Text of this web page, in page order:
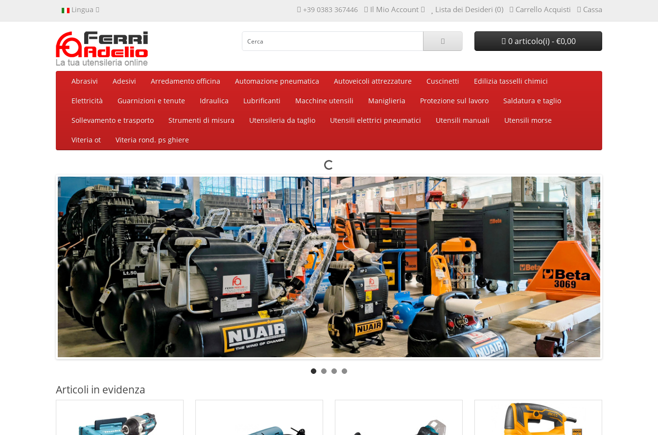
Lingua +39 0383 367446 Il Mio Account Lista dei Desideri (0) Carrello Acquisti Cassa
0 articolo(i) - €0,00
Abrasivi Adesivi Arredamento officina Automazione pneumatica Autoveicoli attrezzature Cuscinetti Edilizia tasselli chimici
Elettricità Guarnizioni e tenute Idraulica Lubrificanti Macchine utensili Maniglieria Protezione sul lavoro Saldatura e taglio
Sollevamento e trasporto Strumenti di misura Utensileria da taglio Utensili elettrici pneumatici Utensili manuali Utensili morse
Viteria ot Viteria rond. ps ghiere
Articoli in evidenza